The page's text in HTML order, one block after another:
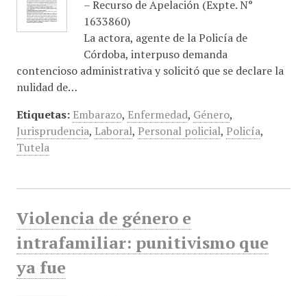
– Recurso de Apelación (Expte. N°
1633860)
La actora, agente de la Policía de
Córdoba, interpuso demanda
contencioso administrativa y solicitó que se declare la
nulidad de…
Etiquetas: Embarazo, Enfermedad, Género,
Jurisprudencia, Laboral, Personal policial, Policía,
Tutela
Violencia de género e
intrafamiliar: punitivismo que
ya fue